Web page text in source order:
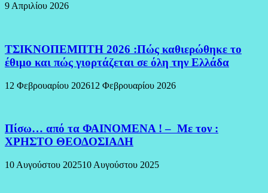
9 Απριλίου 2026
ΤΣΙΚΝΟΠΕΜΠΤΗ 2026 :Πώς καθιερώθηκε το
έθιμο και πώς γιορτάζεται σε όλη την Ελλάδα
12 Φεβρουαρίου 202612 Φεβρουαρίου 2026
Πίσω… από τα ΦΑΙΝΟΜΕΝΑ ! – Με τον :
ΧΡΗΣΤΟ ΘΕΟΔΟΣΙΑΔΗ
10 Αυγούστου 202510 Αυγούστου 2025